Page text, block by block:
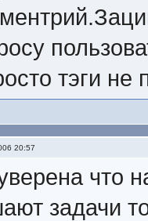
тэги
20:57
что
задачи